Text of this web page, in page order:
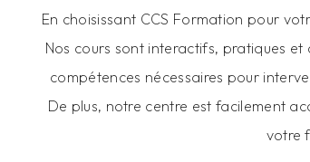
En choisissant CCS Formation pour
Nos cours sont interactifs, pratiques
compétences nécessaires pour
De plus, notre centre est facilement
votre